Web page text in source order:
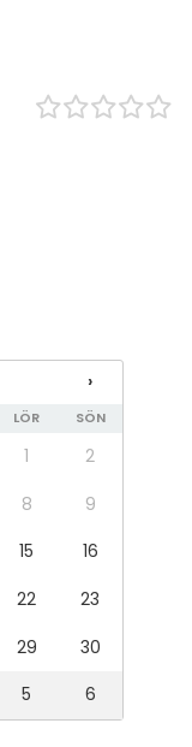
›
LÖR SÖN
1
2
8
9
15
16
22
23
29
30
5 6